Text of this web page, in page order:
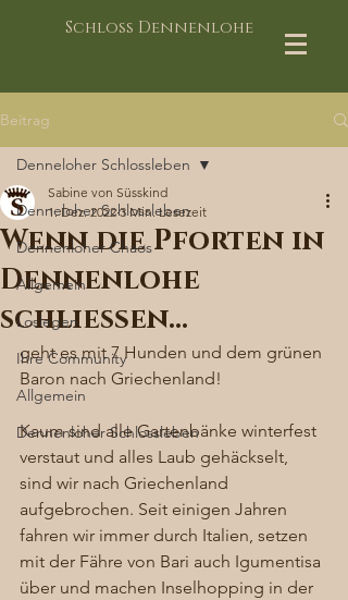
Schloss Dennenlohe
Beitrag
Denneloher Schlossleben
Dennenloher Chaos
Allgemein
Loslegen
Ihre Community
Allgemein
Dennenloher Schlossleben
Denneloher Schlossleben
Wenn die Pforten in
Dennenlohe
schließen…
Sabine von Süsskind
1. Dez. 2022 3 Min. Lesezeit
geht es mit 7 Hunden und dem grünen
Baron nach Griechenland!
Kaum sind alle Gartenbänke winterfest
verstaut und alles Laub gehäckselt,
sind wir nach Griechenland
aufgebrochen. Seit einigen Jahren
fahren wir immer durch Italien, setzen
mit der Fähre von Bari auch Igumentisa
über und machen Inselhopping in der